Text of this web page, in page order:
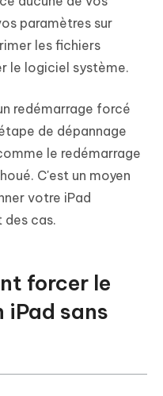
paramètres sur
les fichiers
le logiciel système.
redémarrage forcé
de dépannage
le redémarrage
C'est un moyen
votre iPad
des cas.
forcer le
iPad sans